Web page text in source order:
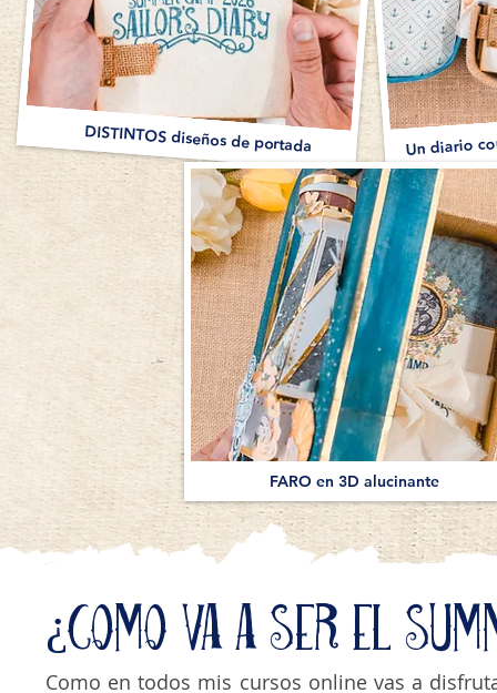
DISTINTOS diseños de portada Un diario
FARO en 3D alucinante
¿Como va a ser el
Como en todos mis cursos online vas a